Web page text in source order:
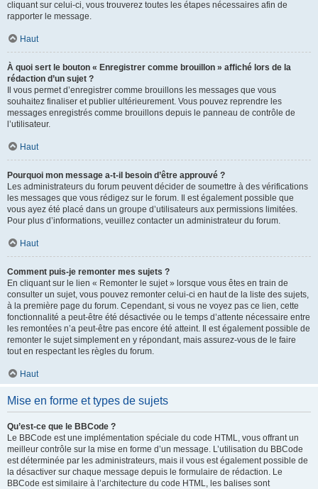
cliquant sur celui-ci, vous trouverez toutes les étapes nécessaires afin de
rapporter le message.
Haut
À quoi sert le bouton « Enregistrer comme brouillon » affiché lors de la
rédaction d’un sujet ?
Il vous permet d’enregistrer comme brouillons les messages que vous
souhaitez finaliser et publier ultérieurement. Vous pouvez reprendre les
messages enregistrés comme brouillons depuis le panneau de contrôle de
l’utilisateur.
Haut
Pourquoi mon message a-t-il besoin d’être approuvé ?
Les administrateurs du forum peuvent décider de soumettre à des vérifications
les messages que vous rédigez sur le forum. Il est également possible que
vous ayez été placé dans un groupe d’utilisateurs aux permissions limitées.
Pour plus d’informations, veuillez contacter un administrateur du forum.
Haut
Comment puis-je remonter mes sujets ?
En cliquant sur le lien « Remonter le sujet » lorsque vous êtes en train de
consulter un sujet, vous pouvez remonter celui-ci en haut de la liste des sujets,
à la première page du forum. Cependant, si vous ne voyez pas ce lien, cette
fonctionnalité a peut-être été désactivée ou le temps d’attente nécessaire entre
les remontées n’a peut-être pas encore été atteint. Il est également possible de
remonter le sujet simplement en y répondant, mais assurez-vous de le faire
tout en respectant les règles du forum.
Haut
Mise en forme et types de sujets
Qu’est-ce que le BBCode ?
Le BBCode est une implémentation spéciale du code HTML, vous offrant un
meilleur contrôle sur la mise en forme d’un message. L’utilisation du BBCode
est déterminée par les administrateurs, mais il vous est également possible de
la désactiver sur chaque message depuis le formulaire de rédaction. Le
BBCode est similaire à l’architecture du code HTML, les balises sont